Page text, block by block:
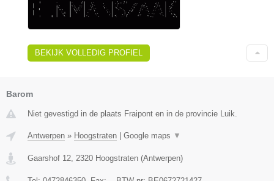
BEKIJK VOLLEDIG PROFIEL
Barom
Niet gevestigd in de plaats Fraipont en in de provincie Luik.
Antwerpen » Hoogstraten Google maps ▼
Gaarshof 12, 2320 Hoogstraten (Antwerpen)